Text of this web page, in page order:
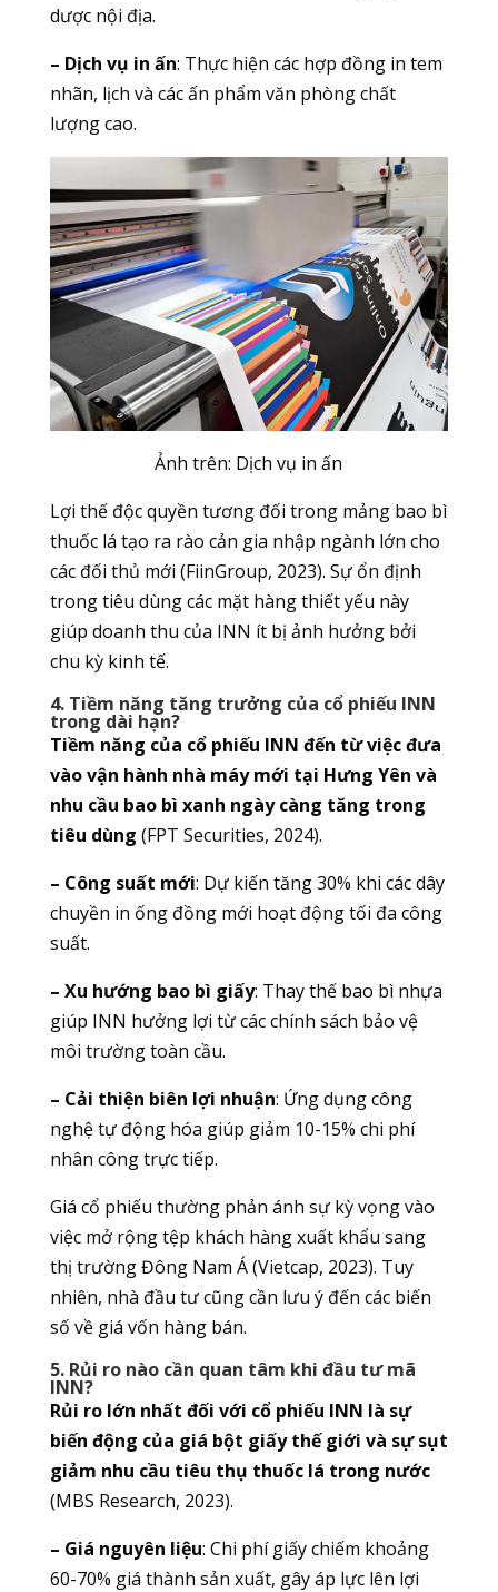
dược nội địa.
– Dịch vụ in ấn: Thực hiện các hợp đồng in tem
nhãn, lịch và các ấn phẩm văn phòng chất
lượng cao.
Ảnh trên: Dịch vụ in ấn
Lợi thế độc quyền tương đối trong mảng bao bì
thuốc lá tạo ra rào cản gia nhập ngành lớn cho
các đối thủ mới (FiinGroup, 2023). Sự ổn định
trong tiêu dùng các mặt hàng thiết yếu này
giúp doanh thu của INN ít bị ảnh hưởng bởi
chu kỳ kinh tế.
4. Tiềm năng tăng trưởng của cổ phiếu INN
trong dài hạn?
Tiềm năng của cổ phiếu INN đến từ việc đưa
vào vận hành nhà máy mới tại Hưng Yên và
nhu cầu bao bì xanh ngày càng tăng trong
tiêu dùng (FPT Securities, 2024).
– Công suất mới: Dự kiến tăng 30% khi các dây
chuyền in ống đồng mới hoạt động tối đa công
suất.
– Xu hướng bao bì giấy: Thay thế bao bì nhựa
giúp INN hưởng lợi từ các chính sách bảo vệ
môi trường toàn cầu.
– Cải thiện biên lợi nhuận: Ứng dụng công
nghệ tự động hóa giúp giảm 10-15% chi phí
nhân công trực tiếp.
Giá cổ phiếu thường phản ánh sự kỳ vọng vào
việc mở rộng tệp khách hàng xuất khẩu sang
thị trường Đông Nam Á (Vietcap, 2023). Tuy
nhiên, nhà đầu tư cũng cần lưu ý đến các biến
số về giá vốn hàng bán.
5. Rủi ro nào cần quan tâm khi đầu tư mã
INN?
Rủi ro lớn nhất đối với cổ phiếu INN là sự
biến động của giá bột giấy thế giới và sự sụt
giảm nhu cầu tiêu thụ thuốc lá trong nước
(MBS Research, 2023).
– Giá nguyên liệu: Chi phí giấy chiếm khoảng
60-70% giá thành sản xuất, gây áp lực lên lợi